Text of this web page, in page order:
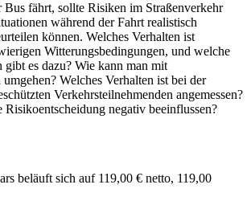
fährt, sollte Risiken im Straßenverkehr
während der Fahrt realistisch
können. Welches Verhalten ist
Witterungsbedingungen, und welche
gibt es dazu? Wie kann man mit
Welches Verhalten ist bei der
Verkehrsteilnehmenden angemessen?
Risikoentscheidung negativ beeinflussen?
beläuft sich auf 119,00 € netto, 119,00